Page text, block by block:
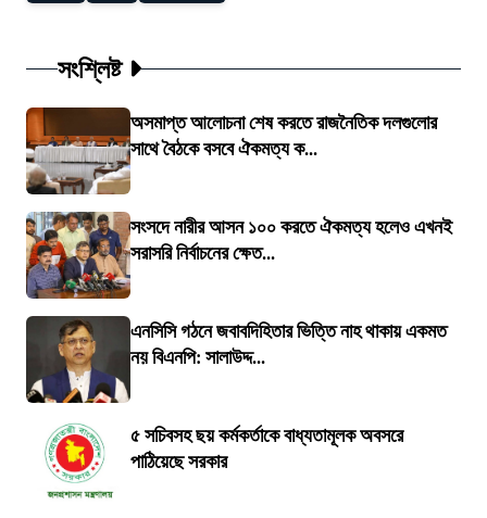
সংশ্লিষ্ট
অসমাপ্ত আলোচনা শেষ করতে রাজনৈতিক দলগুলোর
সাথে বৈঠকে বসবে ঐকমত্য ক...
সংসদে নারীর আসন ১০০ করতে ঐকমত্য হলেও এখনই
সরাসরি নির্বাচনের ক্ষেত...
এনসিসি গঠনে জবাবদিহিতার ভিত্তি নাহ থাকায় একমত
নয় বিএনপি: সালাউদ্দ...
৫ সচিবসহ ছয় কর্মকর্তাকে বাধ্যতামূলক অবসরে
পাঠিয়েছে সরকার